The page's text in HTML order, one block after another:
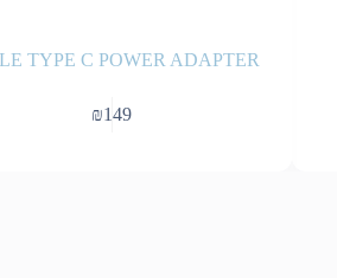
TYPE C POWER ADAPTER
₪149